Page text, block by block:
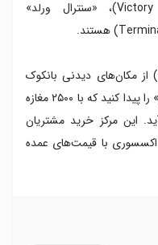
ویکتوری مانیومنت» (Victory Monument)، «سنترال ورلد»
درست در مرکز «پراتونام» (Pratunam) از مکان‌های دیدنی بانکوک
می‌توانید مرکز خرید «پلاتینوم فشن مال» را پیدا کنید که با ۲۵۰۰ مغازه
این مرکز خرید مشتریان
با قیمت‌های عمده